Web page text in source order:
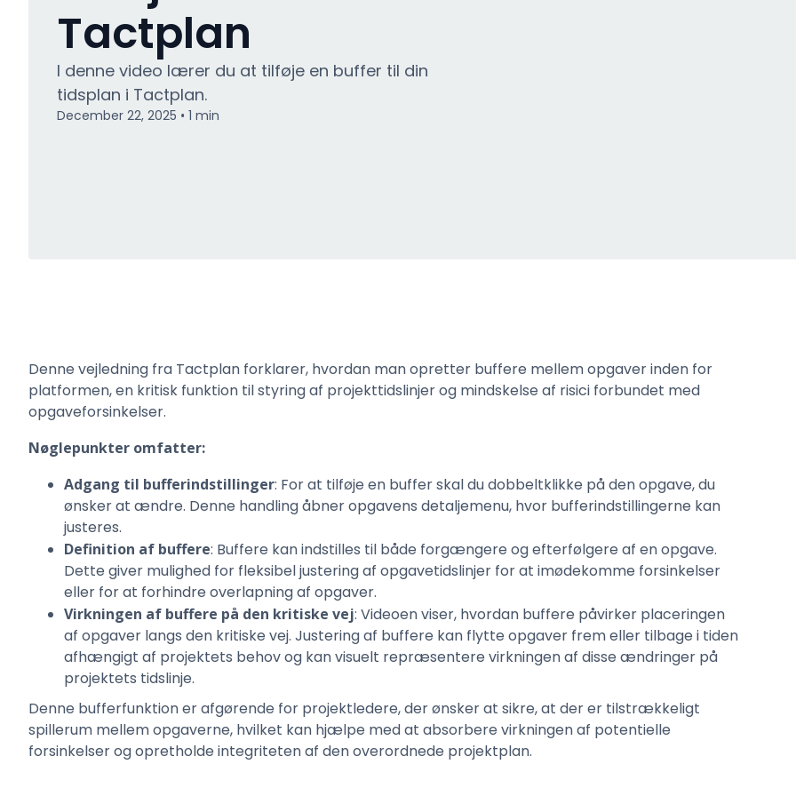
Tactplan
I denne video lærer du at tilføje en buffer til din
tidsplan i Tactplan.
December 22, 2025 • 1 min
Denne vejledning fra Tactplan forklarer, hvordan man opretter buffere mellem opgaver inden for
platformen, en kritisk funktion til styring af projekttidslinjer og mindskelse af risici forbundet med
opgaveforsinkelser.
Nøglepunkter omfatter:
Adgang til bufferindstillinger: For at tilføje en buffer skal du dobbeltklikke på den opgave, du
ønsker at ændre. Denne handling åbner opgavens detaljemenu, hvor bufferindstillingerne kan
justeres.
Definition af buffere: Buffere kan indstilles til både forgængere og efterfølgere af en opgave.
Dette giver mulighed for fleksibel justering af opgavetidslinjer for at imødekomme forsinkelser
eller for at forhindre overlapning af opgaver.
Virkningen af buffere på den kritiske vej: Videoen viser, hvordan buffere påvirker placeringen
af opgaver langs den kritiske vej. Justering af buffere kan flytte opgaver frem eller tilbage i tiden
afhængigt af projektets behov og kan visuelt repræsentere virkningen af disse ændringer på
projektets tidslinje.
Denne bufferfunktion er afgørende for projektledere, der ønsker at sikre, at der er tilstrækkeligt
spillerum mellem opgaverne, hvilket kan hjælpe med at absorbere virkningen af potentielle
forsinkelser og opretholde integriteten af den overordnede projektplan.